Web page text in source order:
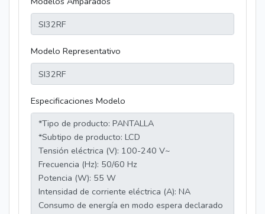
Modelo Representativo
Especificaciones Modelo